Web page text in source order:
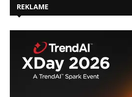
REKLAME